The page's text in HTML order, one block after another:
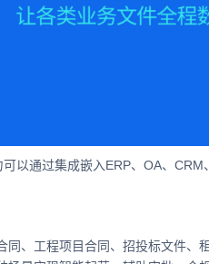
以通过集成嵌入ERP、OA、
同、工程项目合同、招投标文件